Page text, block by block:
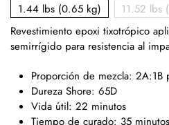
1.44 lbs (0.65 kg)
11.52 lbs
Revestimiento epoxi tixotrópico
semirrígido para resistencia al
Proporción de mezcla: 2A:1B
Dureza Shore: 65D
Vida útil: 22 minutos
Tiempo de curado: 35 minutos